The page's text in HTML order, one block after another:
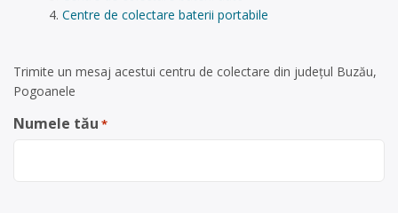
Centre de colectare baterii portabile
Trimite un mesaj acestui centru de colectare din județul Buzău,
Pogoanele
Numele tău *